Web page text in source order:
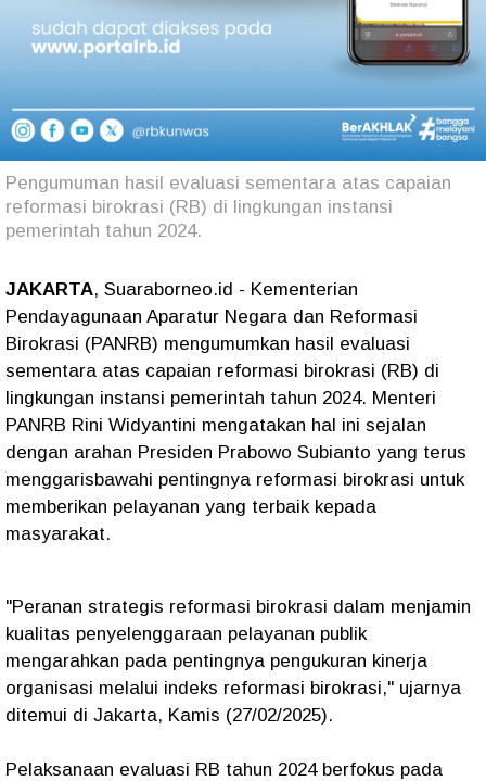
Pengumuman hasil evaluasi sementara atas capaian
reformasi birokrasi (RB) di lingkungan instansi
pemerintah tahun 2024.
JAKARTA, Suaraborneo.id - Kementerian
Pendayagunaan Aparatur Negara dan Reformasi
Birokrasi (PANRB) mengumumkan hasil evaluasi
sementara atas capaian reformasi birokrasi (RB) di
lingkungan instansi pemerintah tahun 2024. Menteri
PANRB Rini Widyantini mengatakan hal ini sejalan
dengan arahan Presiden Prabowo Subianto yang terus
menggarisbawahi pentingnya reformasi birokrasi untuk
memberikan pelayanan yang terbaik kepada
masyarakat.
"Peranan strategis reformasi birokrasi dalam menjamin
kualitas penyelenggaraan pelayanan publik
mengarahkan pada pentingnya pengukuran kinerja
organisasi melalui indeks reformasi birokrasi," ujarnya
ditemui di Jakarta, Kamis (27/02/2025).
Pelaksanaan evaluasi RB tahun 2024 berfokus pada